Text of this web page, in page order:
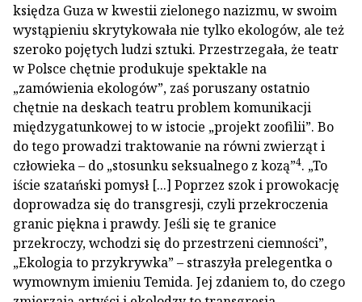
księdza Guza w kwestii zielonego nazizmu, w swoim
wystąpieniu skrytykowała nie tylko ekologów, ale też
szeroko pojętych ludzi sztuki. Przestrzegała, że teatr
w Polsce chętnie produkuje spektakle na
„zamówienia ekologów”, zaś poruszany ostatnio
chętnie na deskach teatru problem komunikacji
międzygatunkowej to w istocie „projekt zoofilii”. Bo
do tego prowadzi traktowanie na równi zwierząt i
człowieka – do „stosunku seksualnego z kozą”4. „To
iście szatański pomysł [...] Poprzez szok i prowokację
doprowadza się do transgresji, czyli przekroczenia
granic piękna i prawdy. Jeśli się te granice
przekroczy, wchodzi się do przestrzeni ciemności”,
„Ekologia to przykrywka” – straszyła prelegentka o
wymownym imieniu Temida. Jej zdaniem to, do czego